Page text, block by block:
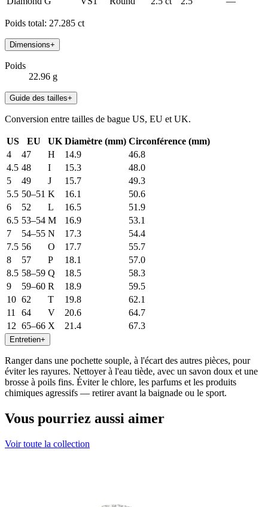
Poids total: 27.285 ct
Dimensions+
Poids
22.96 g
Guide des tailles+
Conversion entre tailles de bague US, EU et UK.
US EU UK Diamètre (mm) Circonférence (mm)
4
47 H 14.9
46.8
4.5 48 I 15.3
48.0
5
49 J 15.7
49.3
5.5 50–51 K 16.1
50.6
6
52 L 16.5
51.9
6.5 53–54 M 16.9
53.1
7
54–55 N 17.3
54.4
7.5 56 O 17.7
55.7
8
57 P 18.1
57.0
8.5 58–59 Q 18.5
58.3
9
59–60 R 18.9
59.5
10 62 T 19.8
62.1
11
64 V 20.6
64.7
12 65–66 X 21.4 67.3
Entretien+
Ranger dans une pochette souple, à l'écart des autres pièces, pour
éviter les rayures. Nettoyer à l'eau tiède, avec un savon doux et une
brosse à poils fins. Éviter le chlore, les parfums et les produits
chimiques agressifs — retirer avant la baignade ou le sport.
Vous pourriez aussi aimer
Voir toute la collection